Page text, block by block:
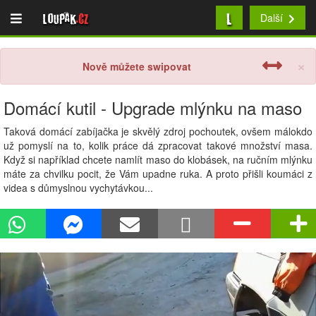
Loupak.cz L Další
×
Nově můžete swipovat
Domácí kutil - Upgrade mlýnku na maso
Taková domácí zabíjačka je skvělý zdroj pochoutek, ovšem málokdo
už pomyslí na to, kolik práce dá zpracovat takové množství masa.
Když si například chcete namlít maso do klobásek, na ručním mlýnku
máte za chvilku pocit, že Vám upadne ruka. A proto přišli koumáci z
videa s důmyslnou vychytávkou...